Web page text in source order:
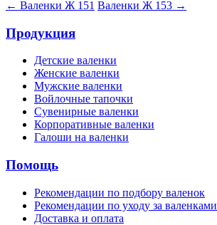
← Валенки Ж 151 Валенки Ж 153 →
Продукция
Детские валенки
Женские валенки
Мужские валенки
Войлочные тапочки
Сувенирные валенки
Корпоративные валенки
Галоши на валенки
Помощь
Рекомендации по подбору валенок
Рекомендации по уходу за валенками
Доставка и оплата